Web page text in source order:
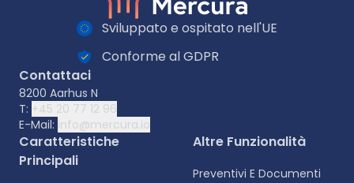
Sviluppato e ospitato nell'UE
Conforme al GDPR
Contattaci
8200 Aarhus N
T: +45 20 77 12 96
E-Mail: info@mercura.io
Caratteristiche
Principali
Altre Funzionalità
Preventivi E Documenti